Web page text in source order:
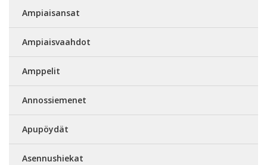
Ampiaisansat
Ampiaisvaahdot
Amppelit
Annossiemenet
Apupöydät
Asennushiekat